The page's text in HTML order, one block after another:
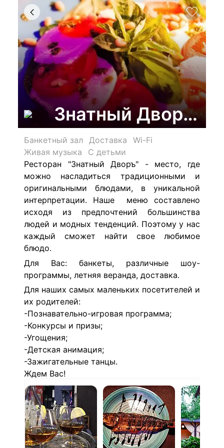
Знатный Дворъ,
Банкетный зал Доставка
Wi-Fi
Живая музыка
С детьми
Ресторан "Знатный Дворъ" - место, где
можно насладиться традиционными и
оригинальными блюдами, в уникальной
интерпретации. Наше меню составлено
исходя из предпочтений большинства
людей и модных тенденций. Поэтому у нас
каждый сможет найти свое любимое
блюдо.
Для Вас: банкеты, различные шоу-
программы, летняя веранда, доставка.
Для наших самых маленьких посетителей и
их родителей:
-Познавательно-игровая программа;
-Конкурсы и призы;
-Угощения;
-Детская анимация;
-Зажигательные танцы.
Ждем Вас!